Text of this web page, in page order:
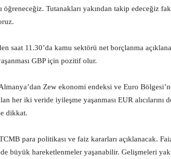
öğreneceğiz. Tutanakları yakından takip edeceğiz
saat 11.30’da kamu sektörü net borçlanma
GBP için pozitif olur.
Zew ekonomi endeksi ve Euro
her iki veride iyileşme yaşanması EUR
dikkat.
para politikası ve faiz kararları açıklanacak.
büyük hareketlenmeler yaşanabilir. Gelişmeleri